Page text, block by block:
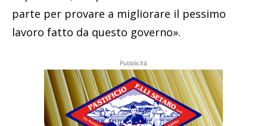
parte per provare a migliorare il pessimo
lavoro fatto da questo governo».
Pubblicità